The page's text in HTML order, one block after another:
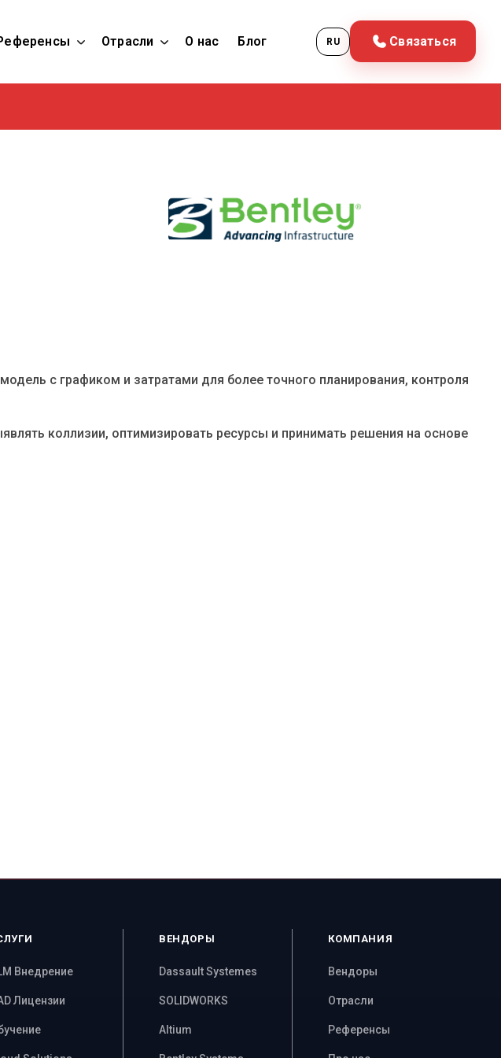
Отрасли О нас Блог RU Связаться
с графиком и затратами для более точного планирования, контроля
коллизии, оптимизировать ресурсы и принимать решения на основе
Внедрение
Лицензии
ВЕНДОРЫ
Dassault Systemes
SOLIDWORKS
Altium
КОМПАНИЯ
Вендоры
Отрасли
Референсы